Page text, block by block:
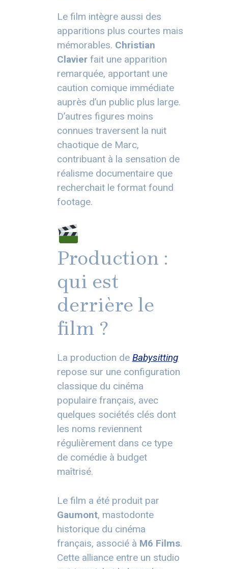
Le film intègre aussi des
apparitions plus courtes mais
mémorables. Christian
Clavierfait une apparition
remarquée, apportant une
caution comique immédiate
auprès d’un public plus large.
D’autres figures moins
connues traversent la nuit
chaotique de Marc,
contribuant à la sensation de
réalisme documentaire que
recherchait le format found
footage.
Production :
qui est
derrière le
film ?
La production de Babysitting
repose sur une configuration
classique du cinéma
populaire français, avec
quelques sociétés clés dont
les noms reviennent
régulièrement dans ce type
de comédie à budget
maîtrisé.
Le film a été produit par
Gaumont, mastodonte
historique du cinéma
français, associé à M6 Films.
Cette alliance entre un studio